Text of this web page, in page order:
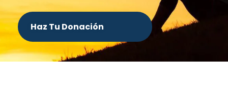
Haz Tu Donación